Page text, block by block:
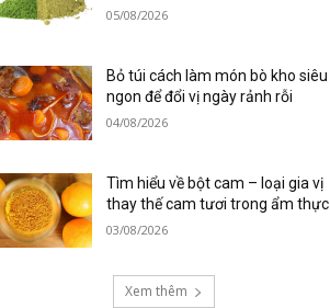
05/08/2026
Bỏ túi cách làm món bò kho siêu
ngon để đổi vị ngày rảnh rỗi
04/08/2026
Tìm hiểu về bột cam – loại gia vị
thay thế cam tươi trong ẩm thực
03/08/2026
Xem thêm